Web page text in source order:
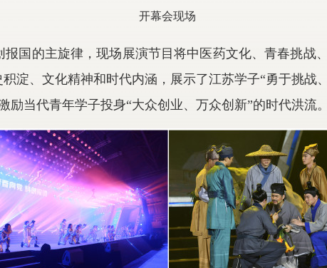
开幕会现场
报国的主旋律，现场展演节目将中医药文化、青春挑战
淀、文化精神和时代内涵，展示了江苏学子“勇于挑战
励当代青年学子投身“大众创业、万众创新”的时代洪流